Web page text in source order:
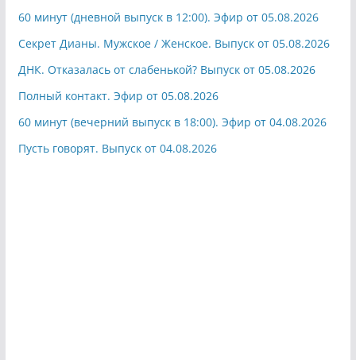
60 минут (дневной выпуск в 12:00). Эфир от 05.08.2026
Секрет Дианы. Мужское / Женское. Выпуск от 05.08.2026
ДНК. Отказалась от слабенькой? Выпуск от 05.08.2026
Полный контакт. Эфир от 05.08.2026
60 минут (вечерний выпуск в 18:00). Эфир от 04.08.2026
Пусть говорят. Выпуск от 04.08.2026